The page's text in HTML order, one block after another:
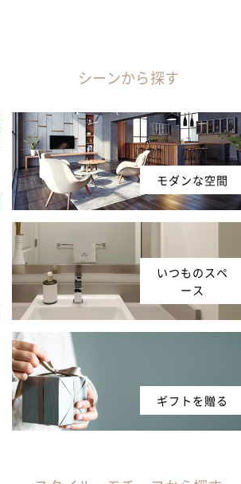
シーンから探す
モダンな空間
いつものスペ
ース
ギフトを贈る